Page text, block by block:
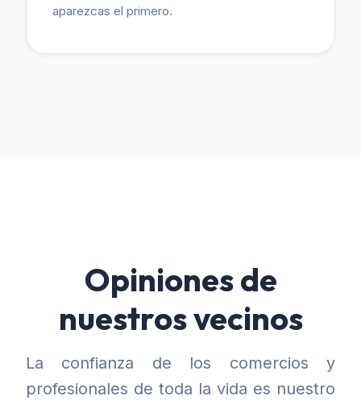
aparezcas el primero.
Opiniones de
nuestros vecinos
La confianza de los comercios y
profesionales de toda la vida es nuestro